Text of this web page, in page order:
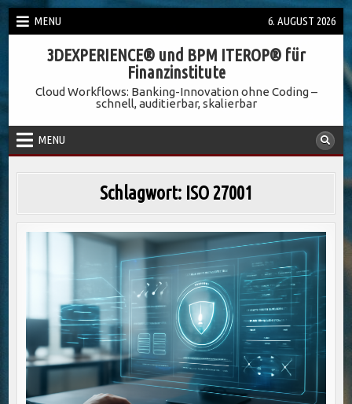
Skip
to
MENU 6. AUGUST 2026
3DEXPERIENCE® und BPM ITEROP® für
Finanzinstitute
Cloud Workflows: Banking-Innovation ohne Coding –
schnell, auditierbar, skalierbar
MENU
Schlagwort: ISO 27001